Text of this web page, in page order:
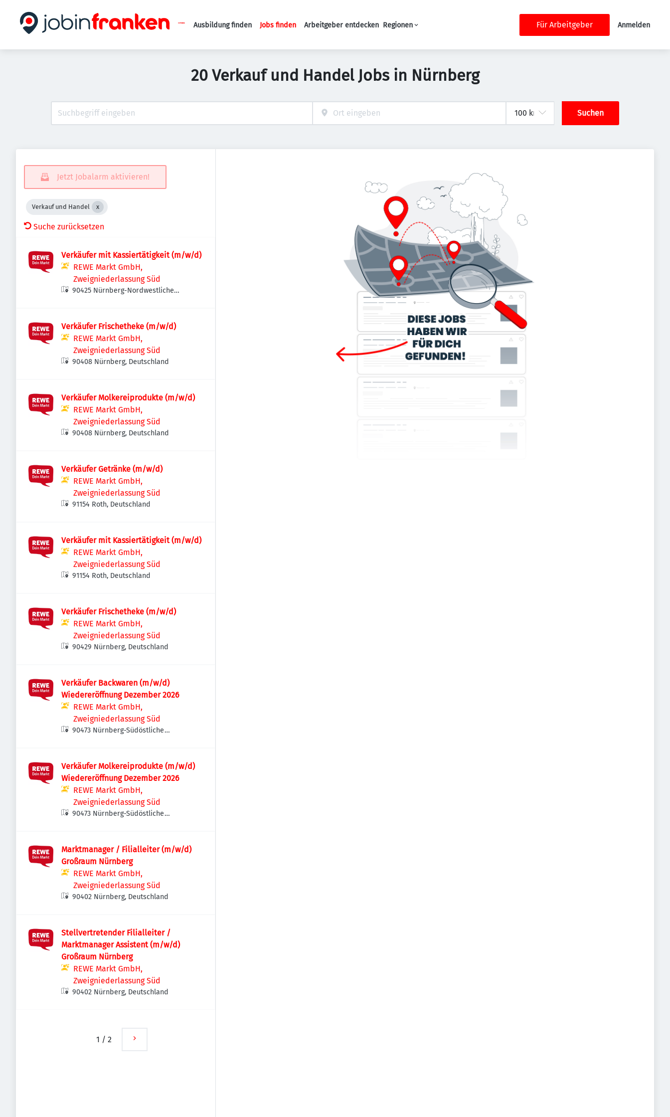
Haupt-Navigation
Ausbildung finden Jobs finden Arbeitgeber entdecken Regionen Für Arbeitgeber Anmelden
20 Verkauf und Handel Jobs in Nürnberg
Suchen
Jetzt Jobalarm aktivieren!
Verkauf und Handel
Suche zurücksetzen
Verkäufer mit Kassiertätigkeit (m/w/d)
REWE Markt GmbH,
Zweigniederlassung Süd
90425 Nürnberg-Nordwestliche
Verkäufer Frischetheke (m/w/d)
REWE Markt GmbH,
Zweigniederlassung Süd
90408 Nürnberg, Deutschland
Verkäufer Molkereiprodukte (m/w/d)
REWE Markt GmbH,
Zweigniederlassung Süd
90408 Nürnberg, Deutschland
Verkäufer Getränke (m/w/d)
REWE Markt GmbH,
Zweigniederlassung Süd
91154 Roth, Deutschland
Verkäufer mit Kassiertätigkeit (m/w/d)
REWE Markt GmbH,
Zweigniederlassung Süd
91154 Roth, Deutschland
Verkäufer Frischetheke (m/w/d)
REWE Markt GmbH,
Zweigniederlassung Süd
90429 Nürnberg, Deutschland
Verkäufer Backwaren (m/w/d)
Wiedereröffnung Dezember 2026
REWE Markt GmbH,
Zweigniederlassung Süd
90473 Nürnberg-Südöstliche
Verkäufer Molkereiprodukte (m/w/d)
Wiedereröffnung Dezember 2026
REWE Markt GmbH,
Zweigniederlassung Süd
90473 Nürnberg-Südöstliche
Marktmanager / Filialleiter (m/w/d)
Großraum Nürnberg
REWE Markt GmbH,
Zweigniederlassung Süd
90402 Nürnberg, Deutschland
Stellvertretender Filialleiter /
Marktmanager Assistent (m/w/d)
Großraum Nürnberg
REWE Markt GmbH,
Zweigniederlassung Süd
90402 Nürnberg, Deutschland
1 / 2